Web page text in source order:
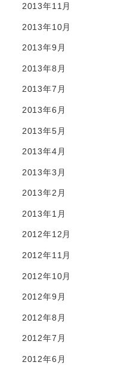
2013年11月
2013年10月
2013年9月
2013年8月
2013年7月
2013年6月
2013年5月
2013年4月
2013年3月
2013年2月
2013年1月
2012年12月
2012年11月
2012年10月
2012年9月
2012年8月
2012年7月
2012年6月